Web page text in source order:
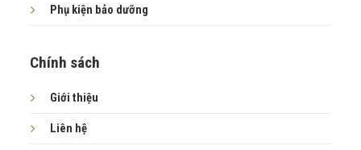
Phụ kiện bảo dưỡng
Chính sách
Giới thiệu
Liên hệ